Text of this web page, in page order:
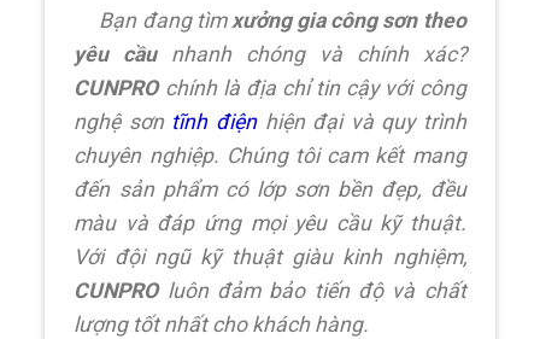
Bạn đang tìmxưởng gia công sơn theo
yêu cầunhanh chóng và chính xác?
CUNPROchính là địa chỉ tin cậy với công
nghệ sơn tĩnh điệnhiện đại và quy trình
chuyên nghiệp. Chúng tôi cam kết mang
đến sản phẩm có lớp sơn bền đẹp, đều
màu và đáp ứng mọi yêu cầu kỹ thuật.
Với đội ngũ kỹ thuật giàu kinh nghiệm,
CUNPROluôn đảm bảo tiến độ và chất
lượng tốt nhất cho khách hàng.